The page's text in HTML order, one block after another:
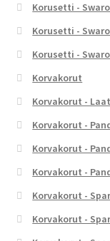
Korusetti -
Korusetti -
Korusetti -
Korvakorut
Korvakorut -
Korvakorut -
Korvakorut -
Korvakorut -
Korvakorut -
Korvakorut -